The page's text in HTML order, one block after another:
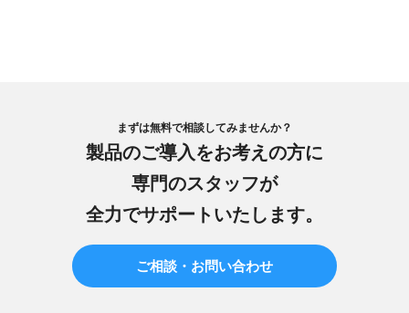
まずは無料で相談してみませんか？
製品のご導入をお考えの方に
専門のスタッフが
全力でサポートいたします。
ご相談・お問い合わせ